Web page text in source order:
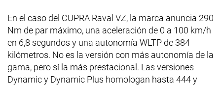
En el caso del CUPRA Raval VZ, la marca anuncia 290
Nm de par máximo, una aceleración de 0 a 100 km/h
en 6,8 segundos y una autonomía WLTP de 384
kilómetros. No es la versión con más autonomía de la
gama, pero sí la más prestacional. Las versiones
Dynamic y Dynamic Plus homologan hasta 444 y